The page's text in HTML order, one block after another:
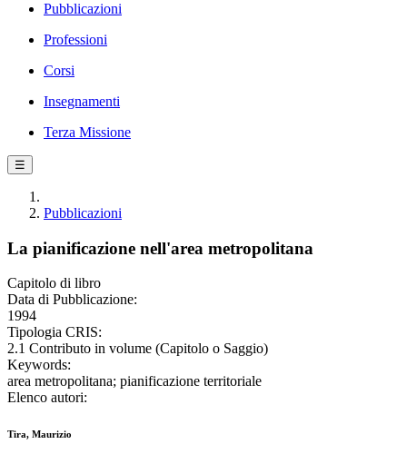
Pubblicazioni
Professioni
Corsi
Insegnamenti
Terza Missione
☰
Pubblicazioni
La pianificazione nell'area metropolitana
Capitolo di libro
Data di Pubblicazione:
1994
Tipologia CRIS:
2.1 Contributo in volume (Capitolo o Saggio)
Keywords:
area metropolitana; pianificazione territoriale
Elenco autori:
Tira, Maurizio